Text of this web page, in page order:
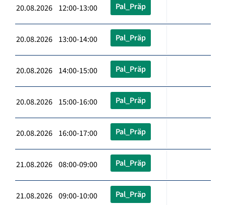
20.08.2026 12:00-13:00 Pal_Präp
20.08.2026 13:00-14:00 Pal_Präp
20.08.2026 14:00-15:00 Pal_Präp
20.08.2026 15:00-16:00 Pal_Präp
20.08.2026 16:00-17:00 Pal_Präp
21.08.2026 08:00-09:00 Pal_Präp
21.08.2026 09:00-10:00 Pal_Präp